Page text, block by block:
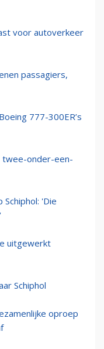
voor autoverkeer
passagiers,
777-300ER’s
twee-onder-een-
'Die
uitgewerkt
Schiphol
oproep